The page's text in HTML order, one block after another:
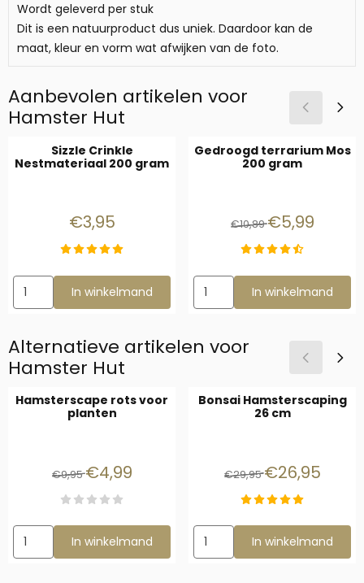
Wordt geleverd per stuk
Dit is een natuurproduct dus uniek. Daardoor kan de
maat, kleur en vorm wat afwijken van de foto.
Aanbevolen artikelen voor
Hamster Hut
Sizzle Crinkle
Nestmateriaal 200 gram
Prijs: 3,95
€3,95
Aantal kiezen voor Sizzle Crinkle Nestmateriaal 200 gram
In winkelmand
Gedroogd terrarium Mos
200 gram
Van 10,89 voor
€10,89€5,99
Aantal kiezen voor
In winkelmand
Alternatieve artikelen voor
Hamster Hut
Hamsterscape rots voor
planten
Van 9,95 voor 4,99
€9,95€4,99
Aantal kiezen voor Hamsterscape rots voor planten
In winkelmand
Bonsai Hamsterscaping
26 cm
Van 29,95 voor
€29,95€26,95
Aantal kiezen voor Bonsai
In winkelmand